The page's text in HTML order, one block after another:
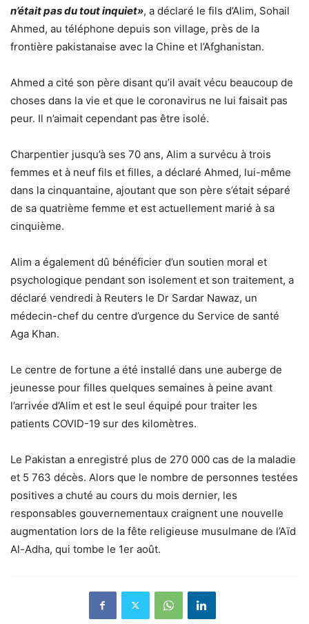
n’était pas du tout inquiet», a déclaré le fils d’Alim, Sohail
Ahmed, au téléphone depuis son village, près de la
frontière pakistanaise avec la Chine et l’Afghanistan.
Ahmed a cité son père disant qu’il avait vécu beaucoup de
choses dans la vie et que le coronavirus ne lui faisait pas
peur. Il n’aimait cependant pas être isolé.
Charpentier jusqu’à ses 70 ans, Alim a survécu à trois
femmes et à neuf fils et filles, a déclaré Ahmed, lui-même
dans la cinquantaine, ajoutant que son père s’était séparé
de sa quatrième femme et est actuellement marié à sa
cinquième.
Alim a également dû bénéficier d’un soutien moral et
psychologique pendant son isolement et son traitement, a
déclaré vendredi à Reuters le Dr Sardar Nawaz, un
médecin-chef du centre d’urgence du Service de santé
Aga Khan.
Le centre de fortune a été installé dans une auberge de
jeunesse pour filles quelques semaines à peine avant
l’arrivée d’Alim et est le seul équipé pour traiter les
patients COVID-19 sur des kilomètres.
Le Pakistan a enregistré plus de 270 000 cas de la maladie
et 5 763 décès. Alors que le nombre de personnes testées
positives a chuté au cours du mois dernier, les
responsables gouvernementaux craignent une nouvelle
augmentation lors de la fête religieuse musulmane de l’Aïd
Al-Adha, qui tombe le 1er août.